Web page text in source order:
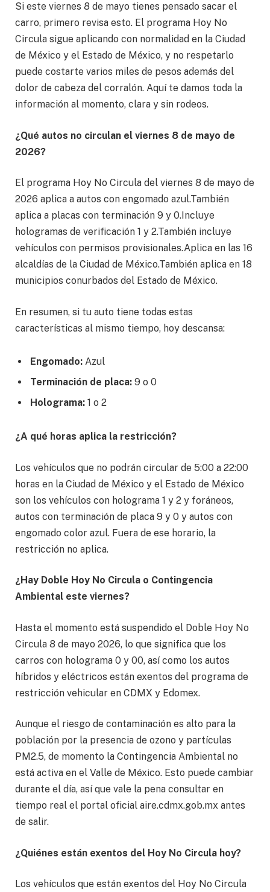
Si este viernes 8 de mayo tienes pensado sacar el
carro, primero revisa esto. El programa Hoy No
Circula sigue aplicando con normalidad en la Ciudad
de México y el Estado de México, y no respetarlo
puede costarte varios miles de pesos además del
dolor de cabeza del corralón. Aquí te damos toda la
información al momento, clara y sin rodeos.
¿Qué autos no circulan el viernes 8 de mayo de
2026?
El programa Hoy No Circula del viernes 8 de mayo de
2026 aplica a autos con engomado azul.También
aplica a placas con terminación 9 y 0.Incluye
hologramas de verificación 1 y 2.También incluye
vehículos con permisos provisionales.Aplica en las 16
alcaldías de la Ciudad de México.También aplica en 18
municipios conurbados del Estado de México.
En resumen, si tu auto tiene todas estas
características al mismo tiempo, hoy descansa:
Engomado: Azul
Terminación de placa: 9 o 0
Holograma: 1 o 2
¿A qué horas aplica la restricción?
Los vehículos que no podrán circular de 5:00 a 22:00
horas en la Ciudad de México y el Estado de México
son los vehículos con holograma 1 y 2 y foráneos,
autos con terminación de placa 9 y 0 y autos con
engomado color azul. Fuera de ese horario, la
restricción no aplica.
¿Hay Doble Hoy No Circula o Contingencia
Ambiental este viernes?
Hasta el momento está suspendido el Doble Hoy No
Circula 8 de mayo 2026, lo que significa que los
carros con holograma 0 y 00, así como los autos
híbridos y eléctricos están exentos del programa de
restricción vehicular en CDMX y Edomex.
Aunque el riesgo de contaminación es alto para la
población por la presencia de ozono y partículas
PM2.5, de momento la Contingencia Ambiental no
está activa en el Valle de México. Esto puede cambiar
durante el día, así que vale la pena consultar en
tiempo real el portal oficial aire.cdmx.gob.mx antes
de salir.
¿Quiénes están exentos del Hoy No Circula hoy?
Los vehículos que están exentos del Hoy No Circula